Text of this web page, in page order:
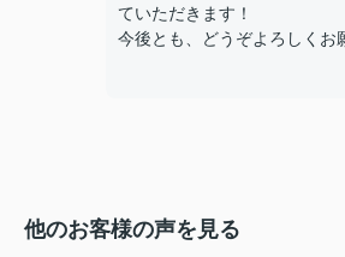
ていただきます！
今後とも、どうぞよろしくお
他のお客様の声を見る